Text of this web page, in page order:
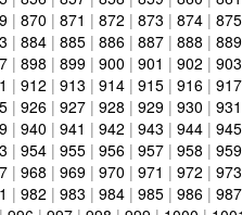
| 870 | 871 | 872 | 873 | 874| 875
| 884| 885| 886| 887| 888 | 889
| 898 | 899| 900 | 901 | 902 | 903
| 912 | 913 | 914| 915| 916| 917
| 926| 927| 928 | 929| 930 | 931
| 940 | 941 | 942 | 943 | 944| 945
| 954| 955| 956| 957| 958 | 959
| 968 | 969| 970 | 971 | 972 | 973
| 982 | 983 | 984| 985| 986| 987